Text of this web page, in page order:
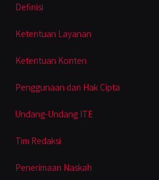
Definisi
Ketentuan Layanan
Ketentuan Konten
Penggunaan dan Hak Cipta
Undang-Undang ITE
Tim Redaksi
Penerimaan Naskah